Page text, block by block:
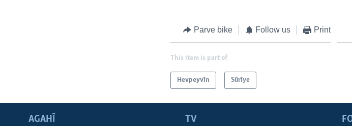
Parve bike Follow us Print
This item is part of
Hevpeyvîn Sûrîye
AGAHÎ TV